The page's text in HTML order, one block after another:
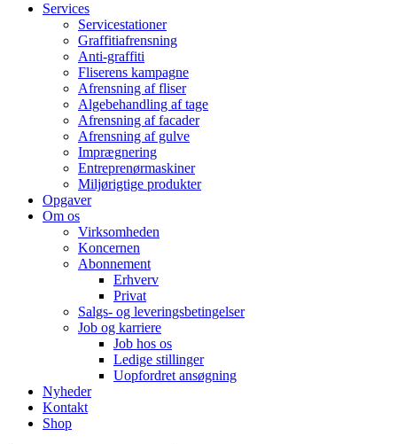
Services
Servicestationer
Graffitiafrensning
Anti-graffiti
Fliserens kampagne
Afrensning af fliser
Algebehandling af tage
Afrensning af facader
Afrensning af gulve
Imprægnering
Entreprenørmaskiner
Miljørigtige produkter
Opgaver
Om os
Virksomheden
Koncernen
Abonnement
Erhverv
Privat
Salgs- og leveringsbetingelser
Job og karriere
Job hos os
Ledige stillinger
Uopfordret ansøgning
Nyheder
Kontakt
Shop